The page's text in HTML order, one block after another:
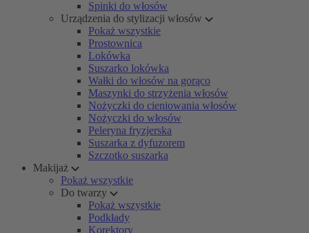
Spinki do włosów
Urządzenia do stylizacji włosów
Pokaż wszystkie
Prostownica
Lokówka
Suszarko lokówka
Wałki do włosów na gorąco
Maszynki do strzyżenia włosów
Nożyczki do cieniowania włosów
Nożyczki do włosów
Peleryna fryzjerska
Suszarka z dyfuzorem
Szczotko suszarka
Makijaż
Pokaż wszystkie
Do twarzy
Pokaż wszystkie
Podkłady
Korektory